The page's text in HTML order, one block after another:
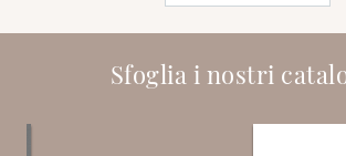
Sfoglia i nostri